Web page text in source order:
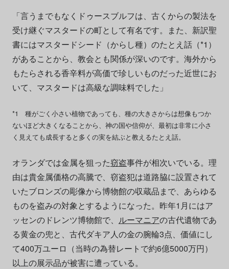
「言うまでもなくドゥースブルフは、古くからの製法を
受け継ぐマスタードの町として有名です。また、新訳聖
書にはマスタードシード（からし種）のたとえ話（*1）
があることから、教会とも関係が深いのです。海外から
もたらされる香辛料が高価で珍しいものだった近世にお
いて、マスタードは高級な調味料でした」
*1 種がごく小さい植物であっても、種の大きさからは想像もつか
ないほど大きくなることから、神の国や信仰が、最初は非常に小さ
く見えても成長すると多くの実を結ぶと教えるたとえ話。
オランダでは金属を狙った窃盗事件が相次いでいる。理
由は貴金属価格の高騰で、窃盗犯は道路脇に設置されて
いたブロンズの彫像から博物館の収蔵品まで、あらゆる
ものを盗みの対象とするようになった。昨年1月にはア
ッセンのドレンツ博物館で、 ルーマニアの古代遺物であ
る黄金の兜と、古代ダキア人の金の腕輪3点、価値にし
て400万ユーロ（当時の為替レートで約6億5000万円）
以上の展示品が被害に遭っている。